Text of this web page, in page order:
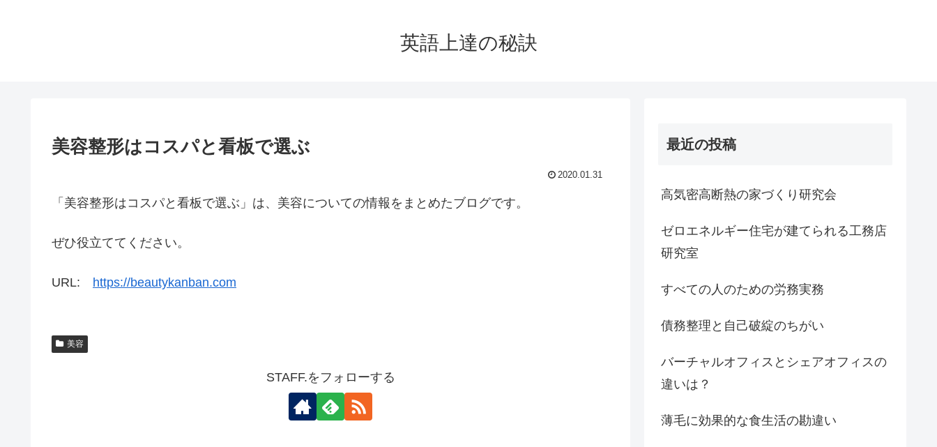
英語上達の秘訣
美容整形はコスパと看板で選ぶ
2020.01.31
「美容整形はコスパと看板で選ぶ」は、美容についての情報をまとめたブログです。
ぜひ役立ててください。
URL: https://beautykanban.com
美容
STAFF.をフォローする
最近の投稿
高気密高断熱の家づくり研究会
ゼロエネルギー住宅が建てられる工務店
研究室
すべての人のための労務実務
債務整理と自己破綻のちがい
バーチャルオフィスとシェアオフィスの
違いは？
薄毛に効果的な食生活の勘違い